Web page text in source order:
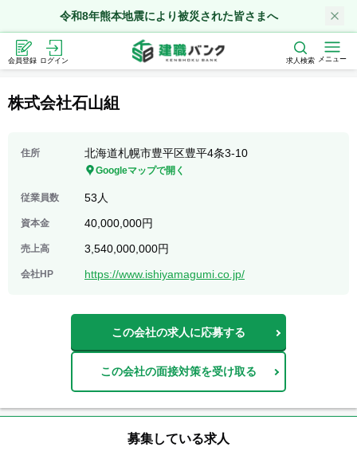
令和8年熊本地震により被災された皆さまへ
会員登録 ログイン 求人検索 メニュー
株式会社石山組
住所 北海道札幌市豊平区豊平4条3-10
Googleマップで開く
従業員数 53人
資本金 40,000,000円
売上高 3,540,000,000円
会社HP https://www.ishiyamagumi.co.jp/
この会社の求人に応募する
この会社の面接対策を受け取る
募集している求人